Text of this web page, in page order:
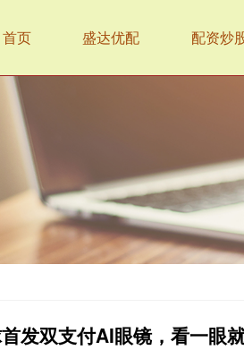
首页 盛达优配 配资炒
发双支付AI眼镜，看一眼